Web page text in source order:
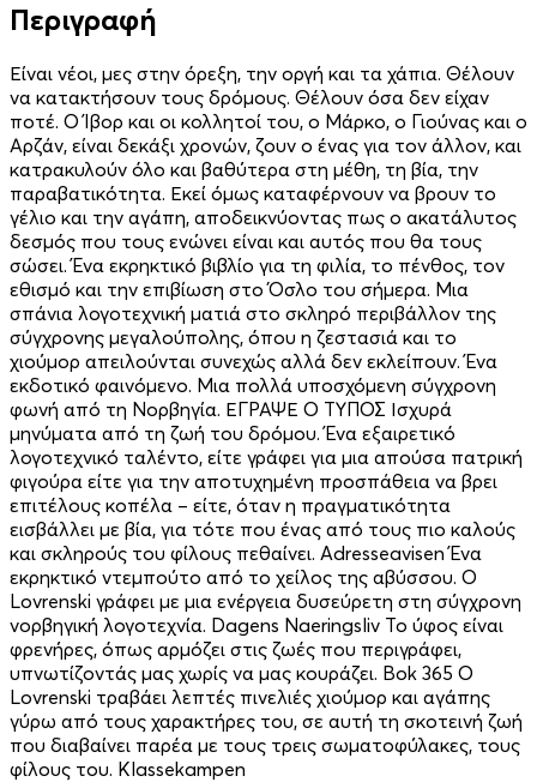
Περιγραφή
Είναι νέοι, μες στην όρεξη, την οργή και τα χάπια. Θέλουν
να κατακτήσουν τους δρόμους. Θέλουν όσα δεν είχαν
ποτέ. Ο Ίβορ και οι κολλητοί του, ο Μάρκο, ο Γιούνας και ο
Αρζάν, είναι δεκάξι χρονών, ζουν ο ένας για τον άλλον, και
κατρακυλούν όλο και βαθύτερα στη μέθη, τη βία, την
παραβατικότητα. Εκεί όμως καταφέρνουν να βρουν το
γέλιο και την αγάπη, αποδεικνύοντας πως ο ακατάλυτος
δεσμός που τους ενώνει είναι και αυτός που θα τους
σώσει. Ένα εκρηκτικό βιβλίο για τη φιλία, το πένθος, τον
εθισμό και την επιβίωση στο Όσλο του σήμερα. Μια
σπάνια λογοτεχνική ματιά στο σκληρό περιβάλλον της
σύγχρονης μεγαλούπολης, όπου η ζεστασιά και το
χιούμορ απειλούνται συνεχώς αλλά δεν εκλείπουν. Ένα
εκδοτικό φαινόμενο. Μια πολλά υποσχόμενη σύγχρονη
φωνή από τη Νορβηγία. ΕΓΡΑΨΕ Ο ΤΥΠΟΣ Ισχυρά
μηνύματα από τη ζωή του δρόμου. Ένα εξαιρετικό
λογοτεχνικό ταλέντο, είτε γράφει για μια απούσα πατρική
φιγούρα είτε για την αποτυχημένη προσπάθεια να βρει
επιτέλους κοπέλα – είτε, όταν η πραγματικότητα
εισβάλλει με βία, για τότε που ένας από τους πιο καλούς
και σκληρούς του φίλους πεθαίνει. Adresseavisen Ένα
εκρηκτικό ντεμπούτο από το χείλος της αβύσσου. Ο
Lovrenski γράφει με μια ενέργεια δυσεύρετη στη σύγχρονη
νορβηγική λογοτεχνία. Dagens Naeringsliv Το ύφος είναι
φρενήρες, όπως αρμόζει στις ζωές που περιγράφει,
υπνωτίζοντάς μας χωρίς να μας κουράζει. Bok 365 Ο
Lovrenski τραβάει λεπτές πινελιές χιούμορ και αγάπης
γύρω από τους χαρακτήρες του, σε αυτή τη σκοτεινή ζωή
που διαβαίνει παρέα με τους τρεις σωματοφύλακες, τους
φίλους του. Klassekampen